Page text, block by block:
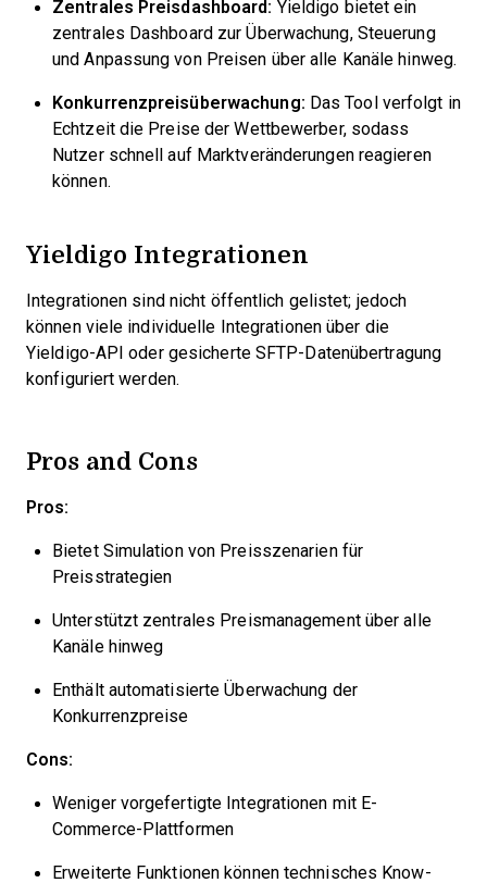
Zentrales Preisdashboard: Yieldigo bietet ein
zentrales Dashboard zur Überwachung, Steuerung
und Anpassung von Preisen über alle Kanäle hinweg.
Konkurrenzpreisüberwachung: Das Tool verfolgt in
Echtzeit die Preise der Wettbewerber, sodass
Nutzer schnell auf Marktveränderungen reagieren
können.
Yieldigo Integrationen
Integrationen sind nicht öffentlich gelistet; jedoch
können viele individuelle Integrationen über die
Yieldigo-API oder gesicherte SFTP-Datenübertragung
konfiguriert werden.
Pros and Cons
Pros:
Bietet Simulation von Preisszenarien für
Preisstrategien
Unterstützt zentrales Preismanagement über alle
Kanäle hinweg
Enthält automatisierte Überwachung der
Konkurrenzpreise
Cons:
Weniger vorgefertigte Integrationen mit E-
Commerce-Plattformen
Erweiterte Funktionen können technisches Know-